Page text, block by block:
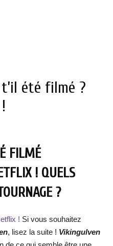
été filmé ?
FILMÉ
! QUELS
?
! Si vous souhaitez
, lisez la suite ! Vikingulven